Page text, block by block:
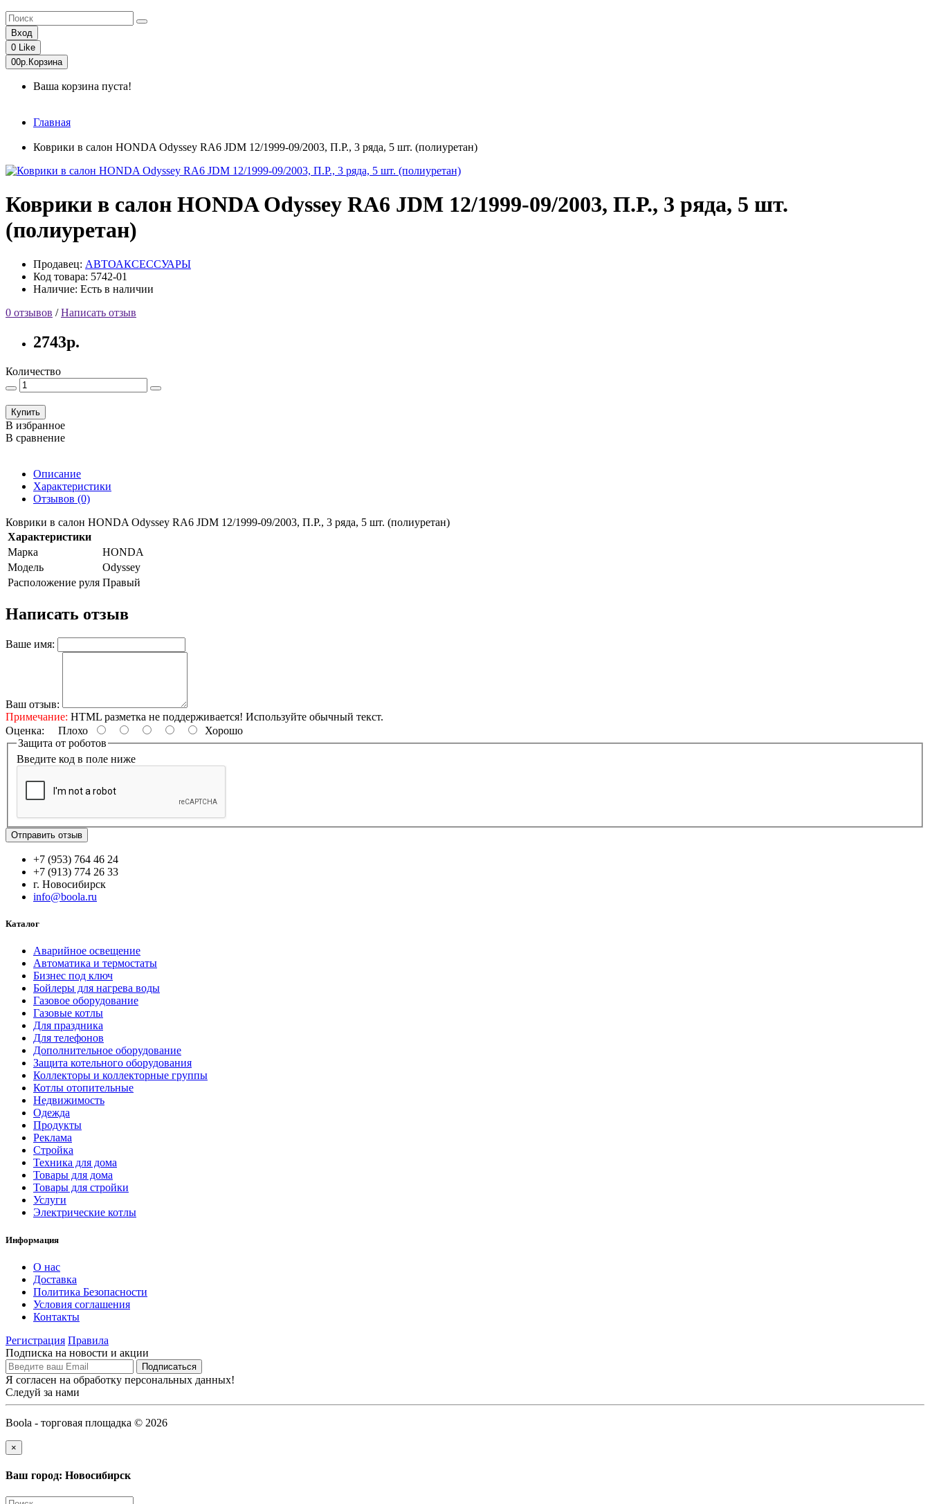
Вход
0 Like
00р. Корзина
Ваша корзина пуста!
Главная
Коврики в салон HONDA Odyssey RA6 JDM 12/1999-09/2003, П.Р., 3 ряда, 5 шт. (полиуретан)
Коврики в салон HONDA Odyssey RA6 JDM 12/1999-09/2003, П.Р., 3 ряда, 5 шт.
(полиуретан)
Продавец: АВТОАКСЕССУАРЫ
Код товара: 5742-01
Наличие: Есть в наличии
0 отзывов /Написать отзыв
2743р.
Количество
Купить
В избранное
В сравнение
Описание
Характеристики
Отзывов (0)
Коврики в салон HONDA Odyssey RA6 JDM 12/1999-09/2003, П.Р., 3 ряда, 5 шт. (полиуретан)
Характеристики
Марка
HONDA
Модель
Odyssey
Расположение руля Правый
Написать отзыв
Ваше имя:
Ваш отзыв:
Примечание: HTML разметка не поддерживается! Используйте обычный текст.
Оценка: Плохо
Хорошо
Защита от роботов
Введите код в поле ниже
Отправить отзыв
+7 (953) 764 46 24
+7 (913) 774 26 33
г. Новосибирск
info@boola.ru
Каталог
Аварийное освещение
Автоматика и термостаты
Бизнес под ключ
Бойлеры для нагрева воды
Газовое оборудование
Газовые котлы
Для праздника
Для телефонов
Дополнительное оборудование
Защита котельного оборудования
Коллекторы и коллекторные группы
Котлы отопительные
Недвижимость
Одежда
Продукты
Реклама
Стройка
Техника для дома
Товары для дома
Товары для стройки
Услуги
Электрические котлы
Информация
О нас
Доставка
Политика Безопасности
Условия соглашения
Контакты
Регистрация Правила
Подписка на новости и акции
Я согласен на обработку персональных данных!
Следуй за нами
Boola - торговая площадка © 2026
×
Ваш город: Новосибирск